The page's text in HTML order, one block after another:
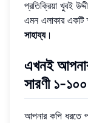
প্রতিক্রিয়া খুবই
এমন এলাকার একটি
সাহায্য।
এখনই
সারণী ১-
আপনার কপি ধরতে